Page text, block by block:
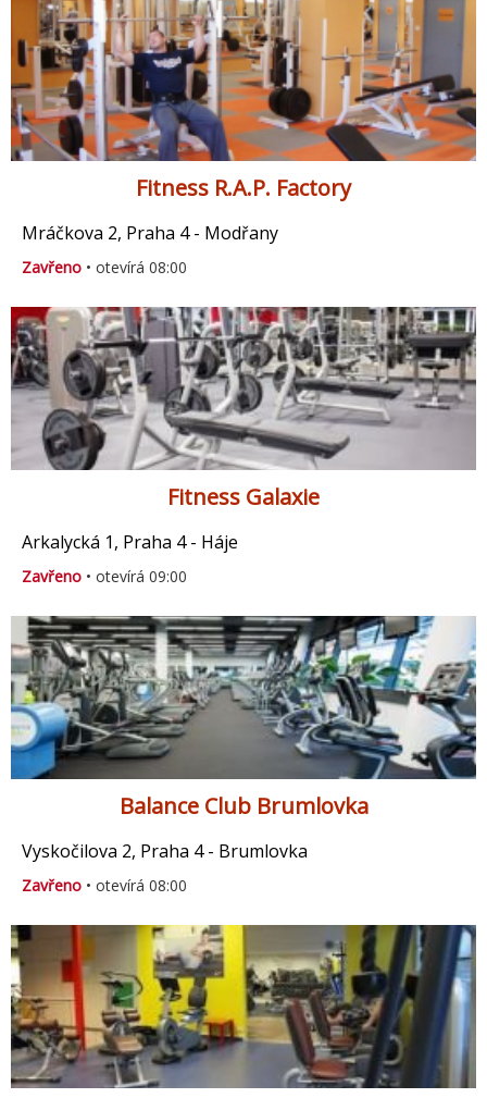
Fitness R.A.P. Factory
Mráčkova 2, Praha 4 - Modřany
Zavřeno • otevírá 08:00
Fitness Galaxie
Arkalycká 1, Praha 4 - Háje
Zavřeno • otevírá 09:00
Balance Club Brumlovka
Vyskočilova 2, Praha 4 - Brumlovka
Zavřeno • otevírá 08:00